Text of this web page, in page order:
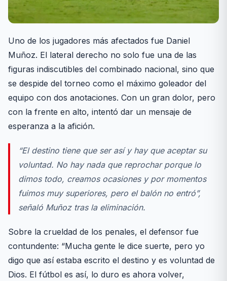
Uno de los jugadores más afectados fue Daniel
Muñoz. El lateral derecho no solo fue una de las
figuras indiscutibles del combinado nacional, sino que
se despide del torneo como el máximo goleador del
equipo con dos anotaciones. Con un gran dolor, pero
con la frente en alto, intentó dar un mensaje de
esperanza a la afición.
“El destino tiene que ser así y hay que aceptar su
voluntad. No hay nada que reprochar porque lo
dimos todo, creamos ocasiones y por momentos
fuimos muy superiores, pero el balón no entró”,
señaló Muñoz tras la eliminación.
Sobre la crueldad de los penales, el defensor fue
contundente: “Mucha gente le dice suerte, pero yo
digo que así estaba escrito el destino y es voluntad de
Dios. El fútbol es así, lo duro es ahora volver,